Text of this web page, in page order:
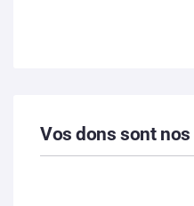
Vos dons sont